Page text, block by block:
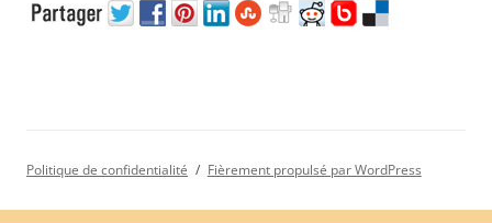
Politique de confidentialité Fièrement propulsé par WordPress